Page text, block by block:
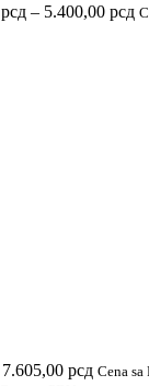
рсд – 5.400,00 рсд
7.605,00 рсдRaspon
Cena sa